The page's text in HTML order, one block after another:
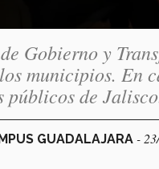
Gobierno y
municipios. En
de
GUADALAJARA -